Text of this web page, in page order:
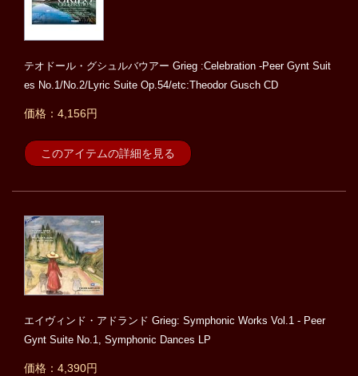
テオドール・グシュルバウアー Grieg :Celebration -Peer Gynt Suit
es No.1/No.2/Lyric Suite Op.54/etc:Theodor Gusch CD
価格：4,156円
このアイテムの詳細を見る
エイヴィンド・アドランド Grieg: Symphonic Works Vol.1 - Peer
Gynt Suite No.1, Symphonic Dances LP
価格：4,390円